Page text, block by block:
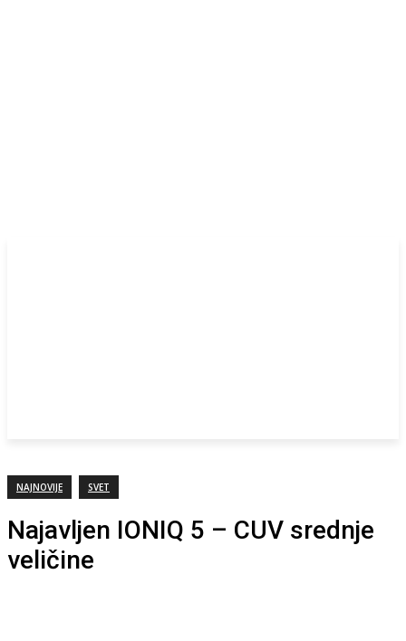
NAJNOVIJE SVET
Najavljen IONIQ 5 – CUV srednje
veličine